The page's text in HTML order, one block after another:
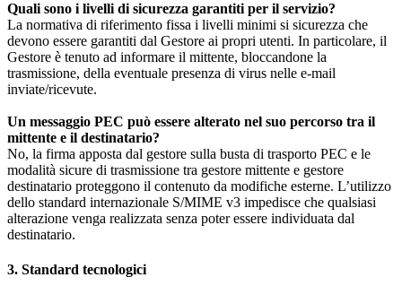
Quali sono i livelli di sicurezza garantiti per il servizio?
La normativa di riferimento fissa i livelli minimi si sicurezza che
devono essere garantiti dal Gestore ai propri utenti. In particolare, il
Gestore è tenuto ad informare il mittente, bloccandone la
trasmissione, della eventuale presenza di virus nelle e-mail
inviate/ricevute.
Un messaggio PEC può essere alterato nel suo percorso tra il
mittente e il destinatario?
No, la firma apposta dal gestore sulla busta di trasporto PEC e le
modalità sicure di trasmissione tra gestore mittente e gestore
destinatario proteggono il contenuto da modifiche esterne. L’utilizzo
dello standard internazionale S/MIME v3 impedisce che qualsiasi
alterazione venga realizzata senza poter essere individuata dal
destinatario.
3. Standard tecnologici